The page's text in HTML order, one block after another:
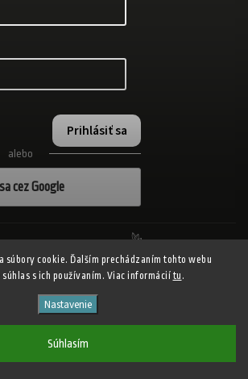
súbory cookie. Ďalším prechádzaním tohto webu
s ich používaním. Viac informácií tu .
Nastavenie
Súhlasím
Prihlásiť sa
alebo
cez Google
- adidas online športový obchod
práva vyhradené.